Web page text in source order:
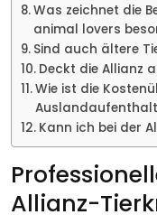
Was zeichnet die
animal lovers
Sind auch ältere
Deckt die Allianz
Wie ist die
Kann ich bei der
Allianz-